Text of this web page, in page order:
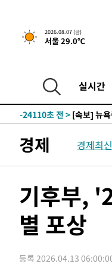
2026.08.07 (금)
서울 29.0℃
실시간
-24110초 전 >[속보] 뉴
-26410초 전 >
[속보]트
-24110초 전 >[속보] 뉴
-29544초 전 >이란, 호르
례 큰 폭발음
-28259초 전 >
[속보]美,
발효
경제 경제최신
기후부,
별 포상
등록 2026.04.13